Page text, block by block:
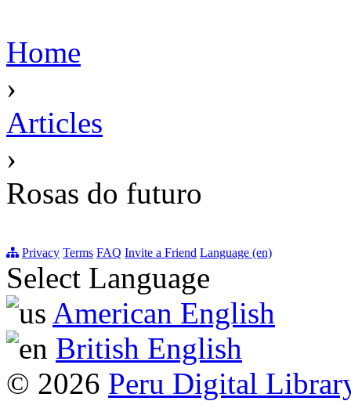
Home
›
Articles
›
Rosas do futuro
Privacy Terms FAQ Invite a Friend Language (en)
Select Language
American English
British English
© 2026 Peru Digital